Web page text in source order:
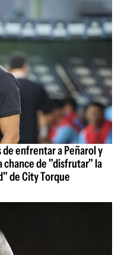
enfrentar a Peñarol y
chance de "disfrutar" la
de City Torque